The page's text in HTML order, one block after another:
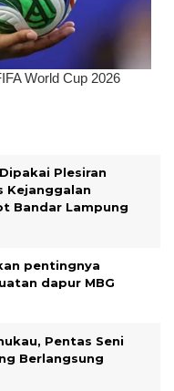
Plesiran
Kejanggalan
Bandar Lampung
pentingnya
dapur MBG
Pentas Seni
Berlangsung